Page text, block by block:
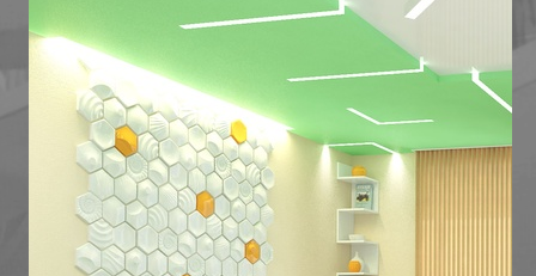
МАГАЗИН ОБУВИ В ИЗЛУЧИНСКЕ
МНОГОУРОВНЕВЫЙ ПАРКИНГ
ОБЩЕСТВЕННЫЙ ЦЕНТР ПО УЛ.
РЕКОНСТРУКЦИЯ АПТЕКИ В БИЗНЕСИНКУБАТОР
РЕКОНСТРУКЦИЯ МАГАЗИНА "ВСЕ ДЛЯ ДОМА" ПО